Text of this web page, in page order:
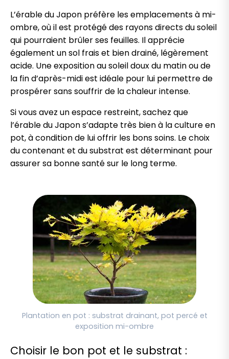
L’érable du Japon préfère les emplacements à mi-
ombre, où il est protégé des rayons directs du soleil
qui pourraient brûler ses feuilles. Il apprécie
également un sol frais et bien drainé, légèrement
acide. Une exposition au soleil doux du matin ou de
la fin d’après-midi est idéale pour lui permettre de
prospérer sans souffrir de la chaleur intense.
Si vous avez un espace restreint, sachez que
l’érable du Japon s’adapte très bien à la culture en
pot, à condition de lui offrir les bons soins. Le choix
du contenant et du substrat est déterminant pour
assurer sa bonne santé sur le long terme.
Plantation en pot : substrat drainant, pot percé et
exposition mi-ombre
Choisir le bon pot et le substrat :